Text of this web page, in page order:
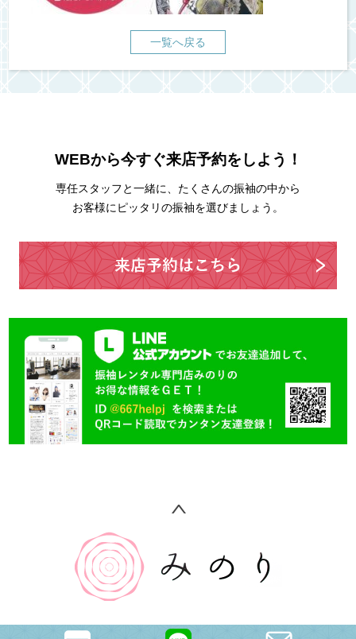
一覧へ戻る
WEBから今すぐ来店予約をしよう！
専任スタッフと一緒に、たくさんの振袖の中から
お客様にピッタリの振袖を選びましょう。